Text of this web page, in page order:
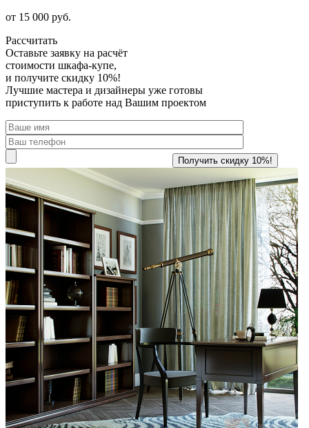
от 15 000 руб.
Рассчитать
Оставьте заявку на расчёт
стоимости шкафа-купе,
и получите скидку 10%!
Лучшие мастера и дизайнеры уже готовы
приступить к работе над Вашим проектом